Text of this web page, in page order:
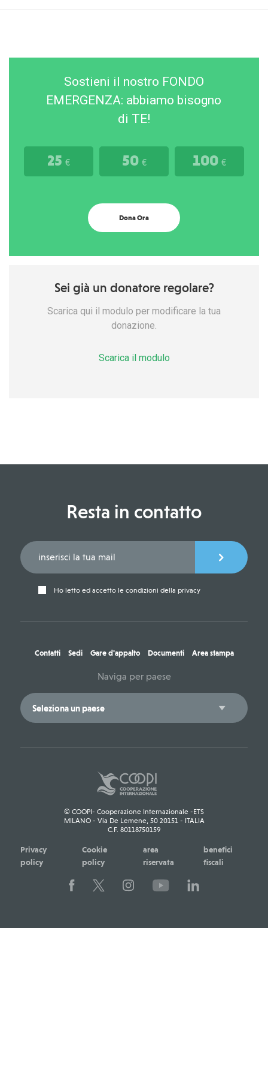
Sostieni il nostro FONDO
EMERGENZA: abbiamo bisogno
di TE!
25 € 50 € 100 €
Dona Ora
Sei già un donatore regolare?
Scarica qui il modulo per modificare la tua
donazione.
Scarica il modulo
Resta in contatto
Ho letto ed accetto le condizioni della privacy
Contatti Sedi Gare d'appalto Documenti Area stampa
Naviga per paese
© COOPI- Cooperazione Internazionale -ETS
MILANO - Via De Lemene, 50 20151 - ITALIA
C.F. 80118750159
Privacy
policy
Cookie
policy
area
riservata
benefici
fiscali